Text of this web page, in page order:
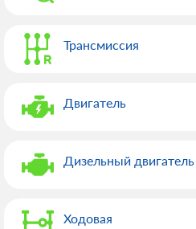
Трансмиссия
Двигатель
Дизельный двигатель
Ходовая